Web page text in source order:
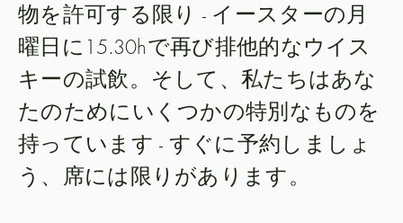
物を許可する限り - イースターの月
曜日に15.30hで再び排他的なウイス
キーの試飲。そして、私たちはあな
たのためにいくつかの特別なものを
持っています - すぐに予約しましょ
う、席には限りがあります。